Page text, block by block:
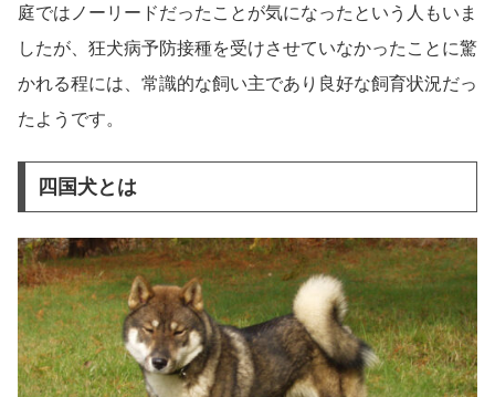
庭ではノーリードだったことが気になったという人もいま
したが、狂犬病予防接種を受けさせていなかったことに驚
かれる程には、常識的な飼い主であり良好な飼育状況だっ
たようです。
四国犬とは